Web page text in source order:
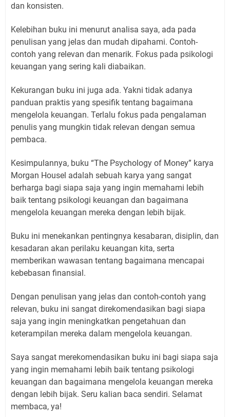
dan konsisten.
Kelebihan buku ini menurut analisa saya, ada pada
penulisan yang jelas dan mudah dipahami. Contoh-
contoh yang relevan dan menarik. Fokus pada psikologi
keuangan yang sering kali diabaikan.
Kekurangan buku ini juga ada. Yakni tidak adanya
panduan praktis yang spesifik tentang bagaimana
mengelola keuangan. Terlalu fokus pada pengalaman
penulis yang mungkin tidak relevan dengan semua
pembaca.
Kesimpulannya, buku “The Psychology of Money” karya
Morgan Housel adalah sebuah karya yang sangat
berharga bagi siapa saja yang ingin memahami lebih
baik tentang psikologi keuangan dan bagaimana
mengelola keuangan mereka dengan lebih bijak.
Buku ini menekankan pentingnya kesabaran, disiplin, dan
kesadaran akan perilaku keuangan kita, serta
memberikan wawasan tentang bagaimana mencapai
kebebasan finansial.
Dengan penulisan yang jelas dan contoh-contoh yang
relevan, buku ini sangat direkomendasikan bagi siapa
saja yang ingin meningkatkan pengetahuan dan
keterampilan mereka dalam mengelola keuangan.
Saya sangat merekomendasikan buku ini bagi siapa saja
yang ingin memahami lebih baik tentang psikologi
keuangan dan bagaimana mengelola keuangan mereka
dengan lebih bijak. Seru kalian baca sendiri. Selamat
membaca, ya!